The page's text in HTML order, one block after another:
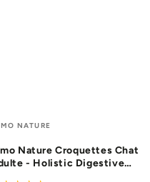
NATURE
Nature Croquettes Chat
- Holistic Digestive